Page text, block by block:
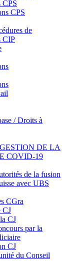
CPS
CPS
de
CIP
/ Droits à
DE LA
COVID-19
de la fusion
avec UBS
CGra
CJ
CJ
par la
CJ
du Conseil